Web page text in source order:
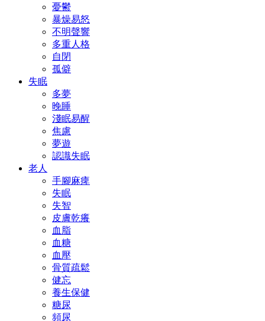
憂鬱
暴燥易怒
不明聲響
多重人格
自閉
孤僻
失眠
多夢
晚睡
淺眠易醒
焦慮
夢遊
認識失眠
老人
手腳麻痺
失眠
失智
皮膚乾癢
血脂
血糖
血壓
骨質疏鬆
健忘
養生保健
糖尿
頻尿